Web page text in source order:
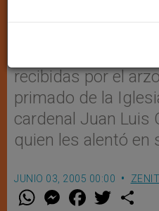
«Comunidad
recibidas por el
primado de la
cardenal Juan Luis
quien les alentó en
JUNIO 03, 2005 00:00
W M
e
F
a w